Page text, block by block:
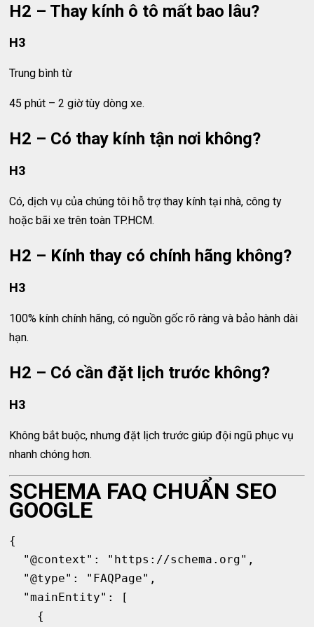
H2 – Thay kính ô tô mất bao lâu?
H3
Trung bình từ
45 phút – 2 giờ tùy dòng xe.
H2 – Có thay kính tận nơi không?
H3
Có, dịch vụ của chúng tôi hỗ trợ thay kính tại nhà, công ty
hoặc bãi xe trên toàn TP.HCM.
H2 – Kính thay có chính hãng không?
H3
100% kính chính hãng, có nguồn gốc rõ ràng và bảo hành dài
hạn.
H2 – Có cần đặt lịch trước không?
H3
Không bắt buộc, nhưng đặt lịch trước giúp đội ngũ phục vụ
nhanh chóng hơn.
SCHEMA FAQ CHUẨN SEO
GOOGLE
{
  "@context": "https://schema.org",
  "@type": "FAQPage",
  "mainEntity": [
    {